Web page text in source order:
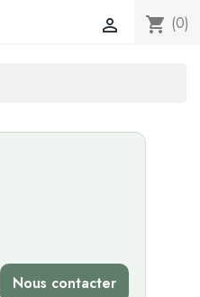
shopping_cart (0)

Nous contacter